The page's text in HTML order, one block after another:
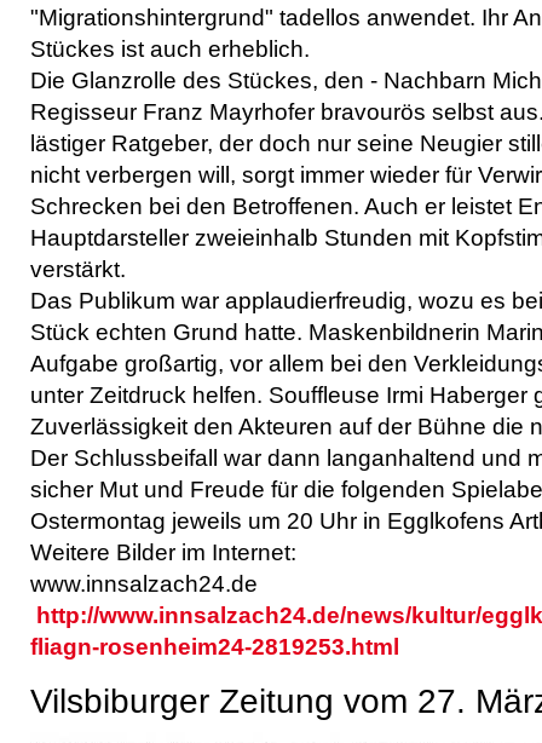
"Migrationshintergrund" tadellos anwendet. Ihr
Stückes ist auch erheblich.
Die Glanzrolle des Stückes, den - Nachbarn
Regisseur Franz Mayrhofer bravourös selbst
lästiger Ratgeber, der doch nur seine Neugier
nicht verbergen will, sorgt immer wieder für
Schrecken bei den Betroffenen. Auch er leistet
Hauptdarsteller zweieinhalb Stunden mit
verstärkt.
Das Publikum war applaudierfreudig, wozu es
Stück echten Grund hatte. Maskenbildnerin
Aufgabe großartig, vor allem bei den
unter Zeitdruck helfen. Souffleuse Irmi Haberger
Zuverlässigkeit den Akteuren auf der Bühne die
Der Schlussbeifall war dann langanhaltend und
sicher Mut und Freude für die folgenden
Ostermontag jeweils um 20 Uhr in Egglkofens
Weitere Bilder im Internet:
www.innsalzach24.de
http://www.innsalzach24.de/news/kultur/
fliagn-rosenheim24-2819253.html
Vilsbiburger Zeitung vom 27.